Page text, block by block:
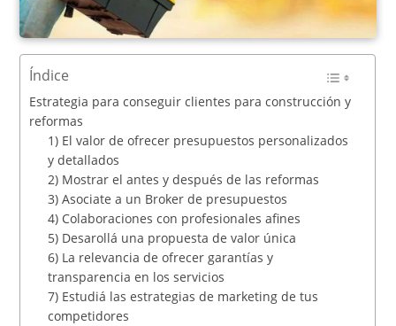
Índice
Estrategia para conseguir clientes para construcción y
reformas
1) El valor de ofrecer presupuestos personalizados
y detallados
2) Mostrar el antes y después de las reformas
3) Asociate a un Broker de presupuestos
4) Colaboraciones con profesionales afines
5) Desarollá una propuesta de valor única
6) La relevancia de ofrecer garantías y
transparencia en los servicios
7) Estudiá las estrategias de marketing de tus
competidores